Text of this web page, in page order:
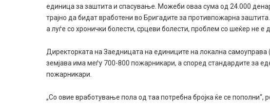
единица за заштита и спасување. Можеби оваа сума од 24.000
трајно да бидат вработени во Бригадите за противпожарна
а луѓе со хронички болести, срцеви болести, проблем со шеќер не е
Директорката на Заедницата на единиците на локална
земјава има меѓу 700-800 пожарникари, а според стандардите за
пожарникари.
„Со овие вработување пола од таа потребна бројка ќе се пополни“,